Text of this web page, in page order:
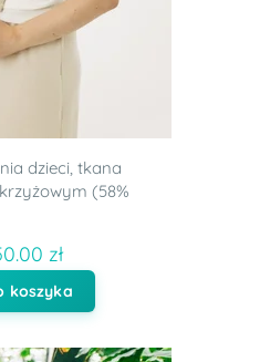
dzieci, tkana
(58%
zł
koszyka